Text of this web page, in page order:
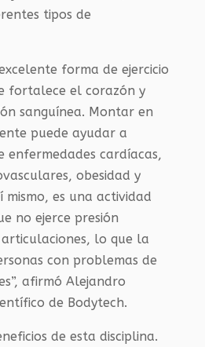
tipos de
forma de ejercicio
fortalece el corazón y
sanguínea. Montar en
puede ayudar a
enfermedades cardíacas,
obesidad y
mismo, es una actividad
no ejerce presión
lo que la
con problemas de
afirmó Alejandro
de Bodytech.
de esta disciplina.